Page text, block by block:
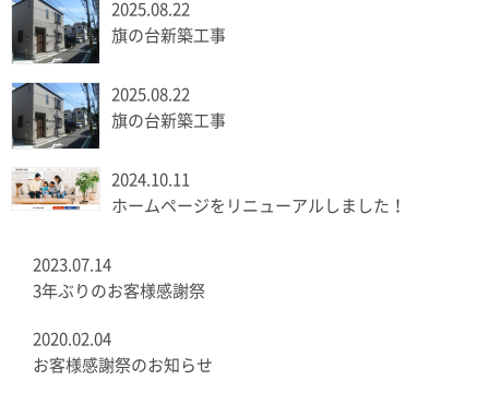
2025.08.22
旗の台新築工事
2025.08.22
旗の台新築工事
2024.10.11
ホームページをリニューアルしました！
2023.07.14
3年ぶりのお客様感謝祭
2020.02.04
お客様感謝祭のお知らせ